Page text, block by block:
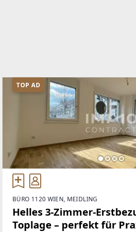
TOP AD
BÜRO 1120 WIEN, MEIDLING
Helles 3-Zimmer-
Toplage – perfekt für